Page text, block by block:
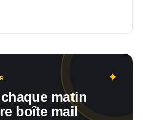
matin
boîte mail